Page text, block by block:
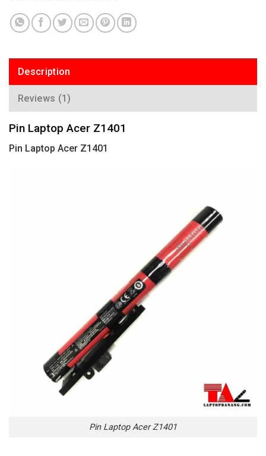
Description
Reviews (1)
Pin Laptop Acer Z1401
Pin Laptop Acer Z1401
Pin Laptop Acer Z1401